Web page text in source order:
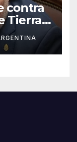
contra
Tierras: